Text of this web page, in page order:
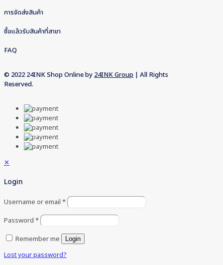
การจัดส่งสินค้า
ซื้อแล้วรับสินค้าที่สาขา
FAQ
© 2022 24INK Shop Online by24INK Group | All Rights
Reserved.
✕
Login
Username or email *
Password *
Remember me
Login
Lost your password?